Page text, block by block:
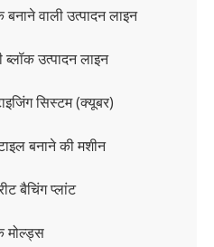
बनाने वाली उत्पादन लाइन
ब्लॉक उत्पादन लाइन
सिस्टम (क्यूबर)
बनाने की मशीन
बैचिंग प्लांट
मोल्ड्स